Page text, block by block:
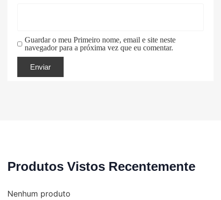
Guardar o meu Primeiro nome, email e site neste
navegador para a próxima vez que eu comentar.
Produtos Vistos Recentemente
Nenhum produto